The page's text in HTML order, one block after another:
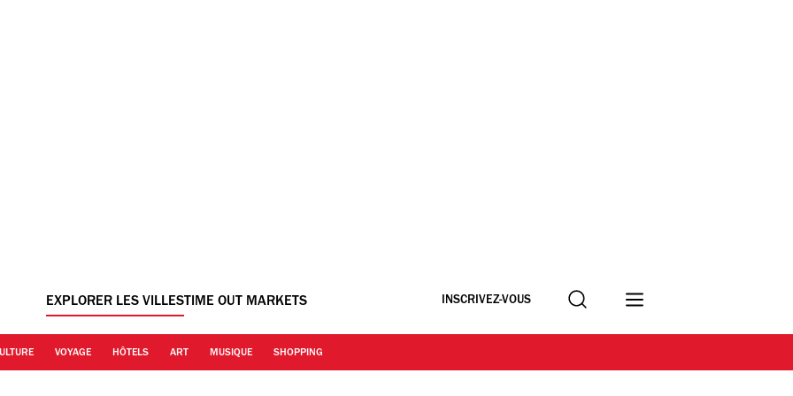
EXPLORER LES VILLESTIME OUT MARKETS INSCRIVEZ-VOUS Recherche
VOYAGE HÔTELS ART MUSIQUE SHOPPING